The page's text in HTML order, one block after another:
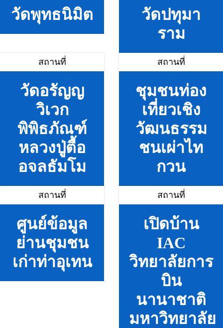
วัดพุทธนิมิต
วัดปทุมา
ราม
สถานที่
วัดอรัญญ
วิเวก
พิพิธภัณฑ์
หลวงปู่ตื้อ
อจลธัมโม
สถานที่
ชุมชนท่อง
เที่ยวเชิง
วัฒนธรรม
ชนเผ่าไท
กวน
สถานที่
ศูนย์ข้อมูล
ย่านชุมชน
เก่าท่าอุเทน
สถานที่
เปิดบ้าน
IAC
วิทยาลัยการ
บิน
นานาชาติ
มหาวิทยาลัย